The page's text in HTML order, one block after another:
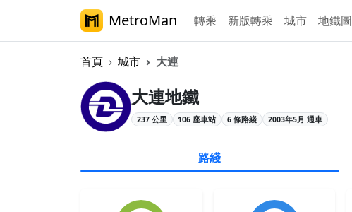
MetroMan 轉乘 新版轉乘 城市 地鐵圖
首頁 城市 大連
大連地鐵概覽
大連地鐵
237 公里 106 座車站 6 條路綫 2003年5月 通車
路綫